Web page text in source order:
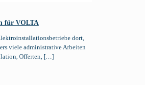
für VOLTA
dort,
viele administrative Arbeiten
Offerten, […]